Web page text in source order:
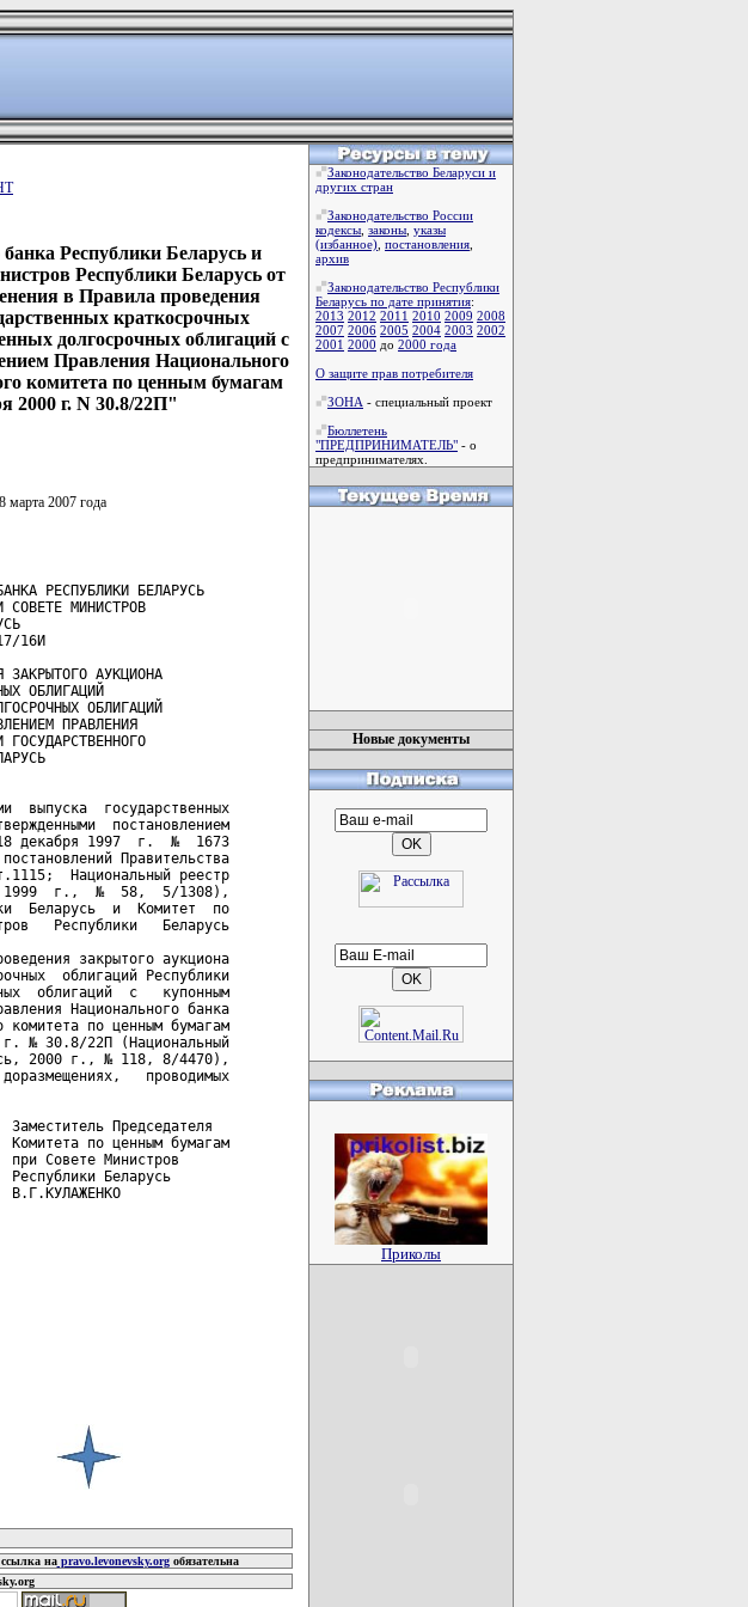
Республики Беларусь и
Республики Беларусь от
в Правила проведения
краткосрочных
долгосрочных облигаций с
Правления Национального
комитета по ценным бумагам
2000 г. N 30.8/22П"
марта 2007 года
РЕСПУБЛИКИ БЕЛАРУСЬ
СОВЕТЕ МИНИСТРОВ
16И
ЗАКРЫТОГО АУКЦИОНА
ОБЛИГАЦИЙ
ОБЛИГАЦИЙ
ПРАВЛЕНИЯ
ГОСУДАРСТВЕННОГО
выпуска  государственных
постановлением
18 декабря 1997  г.  №  1673
Правительства
Национальный реестр
1999  г.,  №  58,  5/1308),
Беларусь  и  Комитет  по
Республики   Беларусь
закрытого аукциона
облигаций Республики
облигаций  с   купонным
Национального банка
комитета по ценным бумагам
№ 30.8/22П (Национальный
2000 г., № 118, 8/4470),
проводимых
Председателя
по ценным бумагам
Совете Министров
Беларусь
В.Г.КУЛАЖЕНКО
наpravo.levonevsky.orgобязательна
Законодательство Беларуси и
других стран
Законодательство России
кодексы законы указы
(избанное) постановления
архив
Законодательство Республики
Беларусь по дате принятия:
2013 2012 2011 2010 2009 2008
2007 2006 2005 2004 2003 2002
2001 2000 до 2000 года
О защите прав потребителя
ЗОНА - специальный проект
Бюллетень
"ПРЕДПРИНИМАТЕЛЬ" - о
предпринимателях.
Новые документы
Приколы